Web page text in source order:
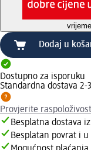
vrijeme
Dodaj u
Dostupno za isporuku
Standardna dostava 2-
Provjerite
Besplatna dostava
Besplatan povrat i